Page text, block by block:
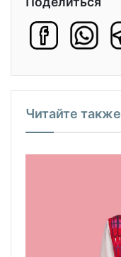
Читайте также